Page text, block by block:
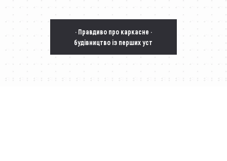
· Правдиво про каркасне ·
будівництво із перших уст